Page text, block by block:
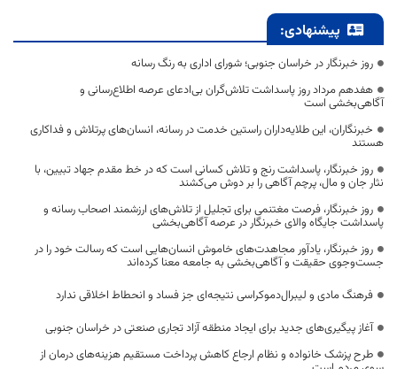
پیشنهادی:
روز خبرنگار در خراسان جنوبی؛ شورای اداری به رنگ رسانه
هفدهم مرداد روز پاسداشت تلاش‌گران بی‌ادعای عرصه اطلاع‌رسانی و
آگاهی‌بخشی است
خبرنگاران، این طلایه‌داران راستین خدمت در رسانه، انسان‌های پرتلاش و فداکاری
هستند
روز خبرنگار، پاسداشت رنج و تلاش کسانی است که در خط مقدم جهاد تبیین، با
نثار جان و مال، پرچم آگاهی را بر دوش می‌کشند
روز خبرنگار، فرصت مغتنمی برای تجلیل از تلاش‌های ارزشمند اصحاب رسانه و
پاسداشت جایگاه والای خبرنگار در عرصه آگاهی‌بخشی
روز خبرنگار، یادآور مجاهدت‌های خاموش انسان‌هایی است که رسالت خود را در
جست‌وجوی حقیقت و آگاهی‌بخشی به جامعه معنا کرده‌اند
فرهنگ مادی و لیبرال‌دموکراسی نتیجه‌ای جز فساد و انحطاط اخلاقی ندارد
آغاز پیگیری‌های جدید برای ایجاد منطقه آزاد تجاری صنعتی در خراسان جنوبی
طرح پزشک خانواده و نظام ارجاع کاهش پرداخت مستقیم هزینه‌های درمان از